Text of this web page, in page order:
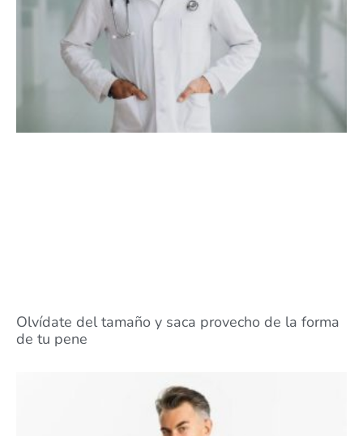
Olvídate del tamaño y saca provecho de la forma
de tu pene